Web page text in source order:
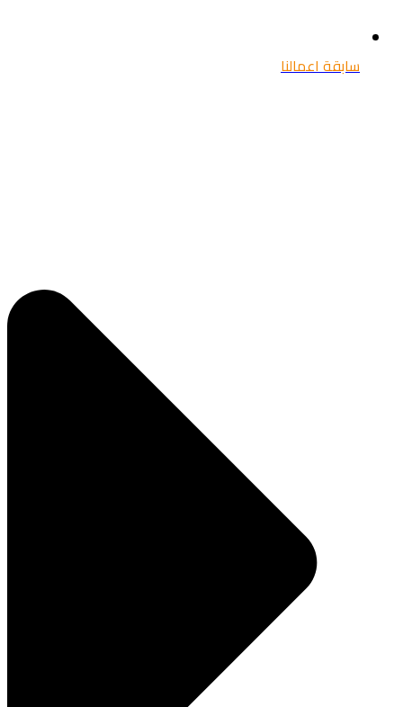
سابقة اعمالنا